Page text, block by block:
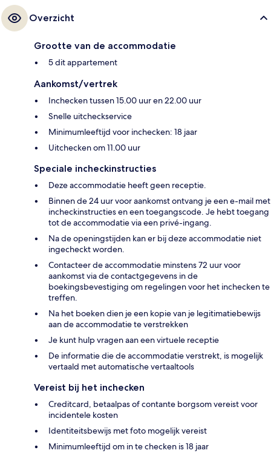
Overzicht
Grootte van de accommodatie
5 dit appartement
Aankomst/vertrek
Inchecken tussen 15.00 uur en 22.00 uur
Snelle uitcheckservice
Minimumleeftijd voor inchecken: 18 jaar
Uitchecken om 11.00 uur
Speciale incheckinstructies
Deze accommodatie heeft geen receptie.
Binnen de 24 uur voor aankomst ontvang je een e-mail met
incheckinstructies en een toegangscode. Je hebt toegang
tot de accommodatie via een privé-ingang.
Na de openingstijden kan er bij deze accommodatie niet
ingecheckt worden.
Contacteer de accommodatie minstens 72 uur voor
aankomst via de contactgegevens in de
boekingsbevestiging om regelingen voor het inchecken te
treffen.
Na het boeken dien je een kopie van je legitimatiebewijs
aan de accommodatie te verstrekken
Je kunt hulp vragen aan een virtuele receptie
De informatie die de accommodatie verstrekt, is mogelijk
vertaald met automatische vertaaltools
Vereist bij het inchecken
Creditcard, betaalpas of contante borgsom vereist voor
incidentele kosten
Identiteitsbewijs met foto mogelijk vereist
Minimumleeftijd om in te checken is 18 jaar